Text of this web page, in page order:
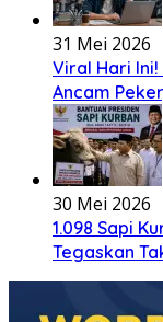
31 Mei 2026
Viral Hari
Ancam
30 Mei 2026
1.098 Sapi
Tegaskan